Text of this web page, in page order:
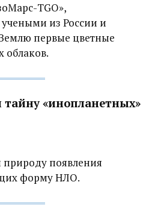
TGO»,
из России и
первые цветные
облаков.
«инопланетных»
появления
форму НЛО.